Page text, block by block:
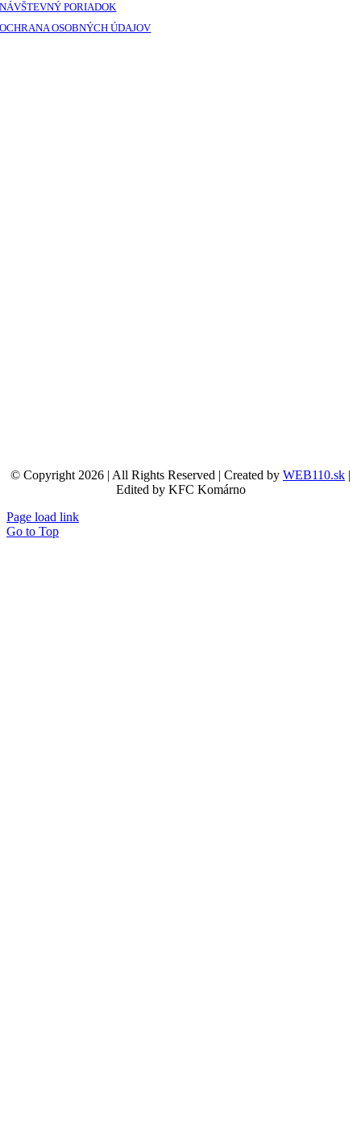
NÁVŠTEVNÝ PORIADOK
OCHRANA OSOBNÝCH ÚDAJOV
© Copyright 2026 | All Rights Reserved | Created by WEB110.sk |
Edited by KFC Komárno
Page load link
Go to Top